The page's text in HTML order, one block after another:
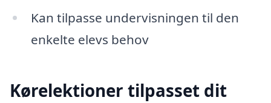
Kan tilpasse undervisningen til den
enkelte elevs behov
Kørelektioner tilpasset dit